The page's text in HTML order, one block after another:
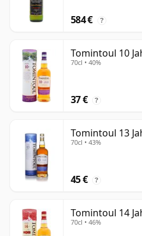
584 € ?
Tomintoul 10
70cl • 40%
37 € ?
Tomintoul 13
70cl • 43%
45 € ?
Tomintoul 14
70cl • 46%